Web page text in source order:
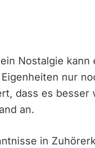
Nostalgie kann
nur
dass es besser
an.
in